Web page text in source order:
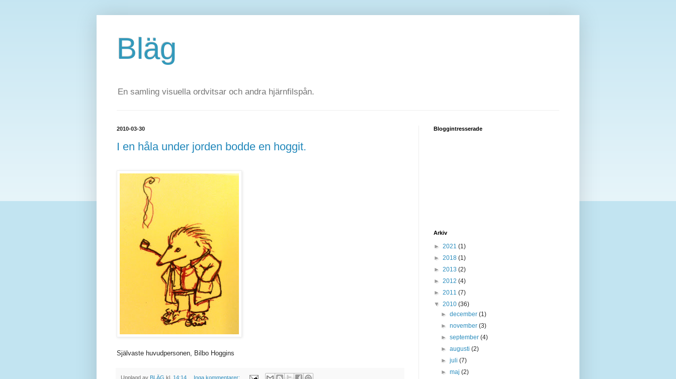
Bläg
En samling visuella ordvitsar och andra hjärnfilspån.
2010-03-30
I en håla under jorden bodde en hoggit.
Självaste huvudpersonen, Bilbo Hoggins
Upplagd av BLÄG kl. 14:14 Inga kommentarer:
Bloggintresserade
Arkiv
► 2021 (1)
► 2018 (1)
► 2013 (2)
► 2012 (4)
► 2011 (7)
▼ 2010 (36)
►december(1)
►november(3)
►september(4)
►augusti(2)
►juli(7)
►maj(2)